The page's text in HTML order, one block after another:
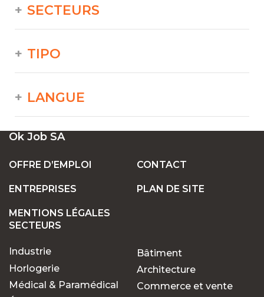
SECTEURS
TIPO
LANGUE
Ok Job SA
OFFRE D’EMPLOI
ENTREPRISES
MENTIONS LÉGALES
CONTACT
PLAN DE SITE
SECTEURS
Industrie
Horlogerie
Médical & Paramédical
Bâtiment
Architecture
Commerce et vente